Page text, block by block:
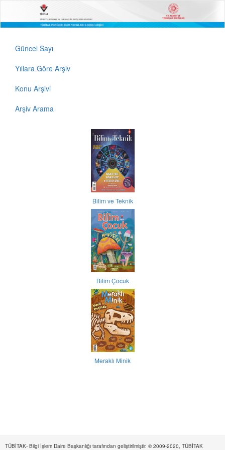
Güncel Sayı
Yıllara Göre Arşiv
Konu Arşivi
Arşiv Arama
Bilim ve Teknik
Bilim Çocuk
Meraklı Minik
TÜBİTAK- Bilgi İşlem Daire Başkanlığı tarafından geliştirilmiştir. © 2009-2020, TÜBİTAK